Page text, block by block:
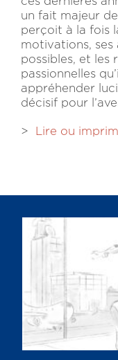
un fait majeur
perçoit à la fois
motivations,
possibles, et les
passionnelles
appréhender
décisif pour
> Lire ou